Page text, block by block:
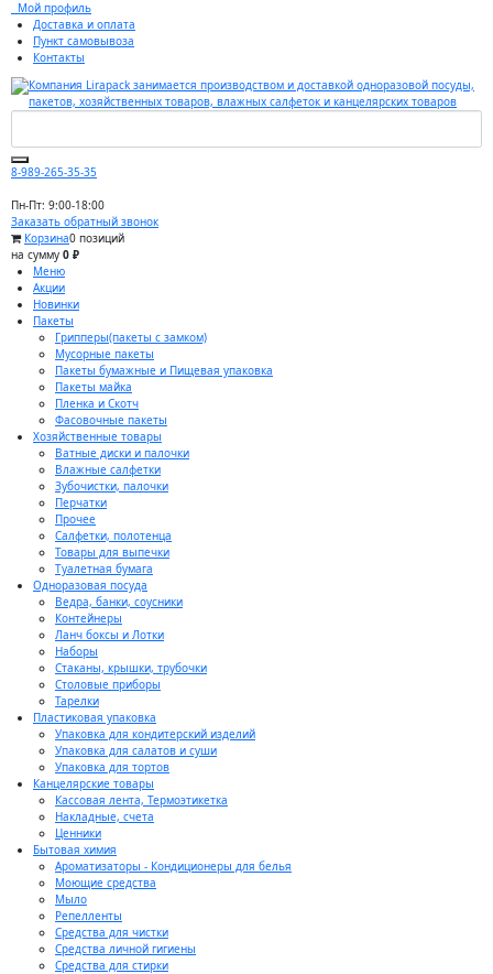
Мой профиль
Доставка и оплата
Пункт самовывоза
Контакты
8-989-265-35-35
Пн-Пт: 9:00-18:00
Заказать обратный звонок
Корзина0 позиций
на сумму 0 ₽
Меню
Акции
Новинки
Пакеты
Грипперы(пакеты с замком)
Мусорные пакеты
Пакеты бумажные и Пищевая упаковка
Пакеты майка
Пленка и Скотч
Фасовочные пакеты
Хозяйственные товары
Ватные диски и палочки
Влажные салфетки
Зубочистки, палочки
Перчатки
Прочее
Салфетки, полотенца
Товары для выпечки
Туалетная бумага
Одноразовая посуда
Ведра, банки, соусники
Контейнеры
Ланч боксы и Лотки
Наборы
Стаканы, крышки, трубочки
Столовые приборы
Тарелки
Пластиковая упаковка
Упаковка для кондитерский изделий
Упаковка для салатов и суши
Упаковка для тортов
Канцелярские товары
Кассовая лента, Термоэтикетка
Накладные, счета
Ценники
Бытовая химия
Ароматизаторы - Кондиционеры для белья
Моющие средства
Мыло
Репелленты
Средства для чистки
Средства личной гигиены
Средства для стирки